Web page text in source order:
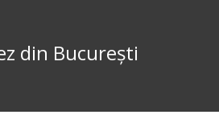
din București